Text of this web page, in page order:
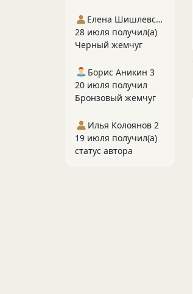
Елена Шишлевская
28 июля получил(а)
Черный жемчуг
Борис Аникин 3
20 июля получил
Бронзовый жемчуг
Илья Колоянов 2
19 июля получил(а)
статус автора